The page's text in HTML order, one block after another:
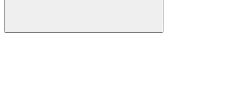
Buscar